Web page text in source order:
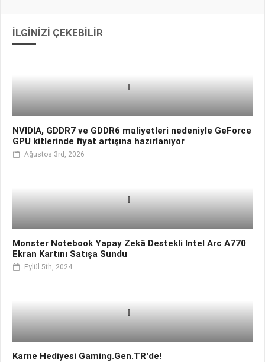
İLGINIZI ÇEKEBILIR
NVIDIA, GDDR7 ve GDDR6 maliyetleri nedeniyle GeForce
GPU kitlerinde fiyat artışına hazırlanıyor
Ağustos 3rd, 2026
Monster Notebook Yapay Zekâ Destekli Intel Arc A770
Ekran Kartını Satışa Sundu
Eylül 5th, 2024
Karne Hediyesi Gaming.Gen.TR'de!